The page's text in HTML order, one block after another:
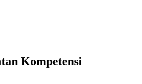
Kompetensi